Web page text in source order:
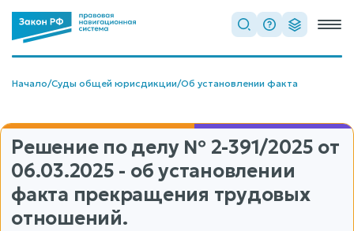
Начало/Суды общей юрисдикции/Об установлении факта
Решение по делу № 2-391/2025 от
06.03.2025 - об установлении
факта прекращения трудовых
отношений.